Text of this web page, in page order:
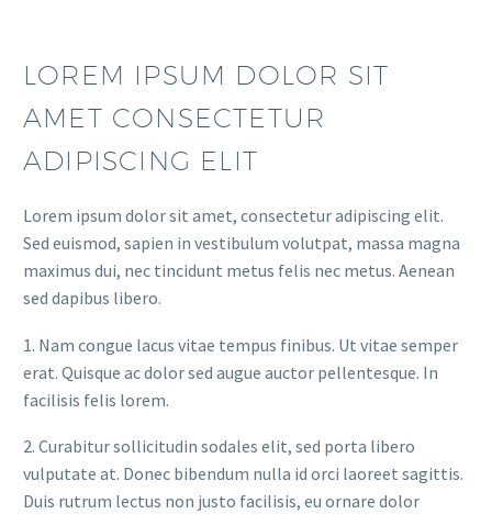
LOREM IPSUM DOLOR SIT
AMET CONSECTETUR
ADIPISCING ELIT
Lorem ipsum dolor sit amet, consectetur adipiscing elit.
Sed euismod, sapien in vestibulum volutpat, massa magna
maximus dui, nec tincidunt metus felis nec metus. Aenean
sed dapibus libero.
1. Nam congue lacus vitae tempus finibus. Ut vitae semper
erat. Quisque ac dolor sed augue auctor pellentesque. In
facilisis felis lorem.
2. Curabitur sollicitudin sodales elit, sed porta libero
vulputate at. Donec bibendum nulla id orci laoreet sagittis.
Duis rutrum lectus non justo facilisis, eu ornare dolor